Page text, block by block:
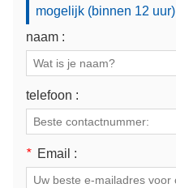
mogelijk (binnen 12 uur)
naam :
telefoon :
* Email :